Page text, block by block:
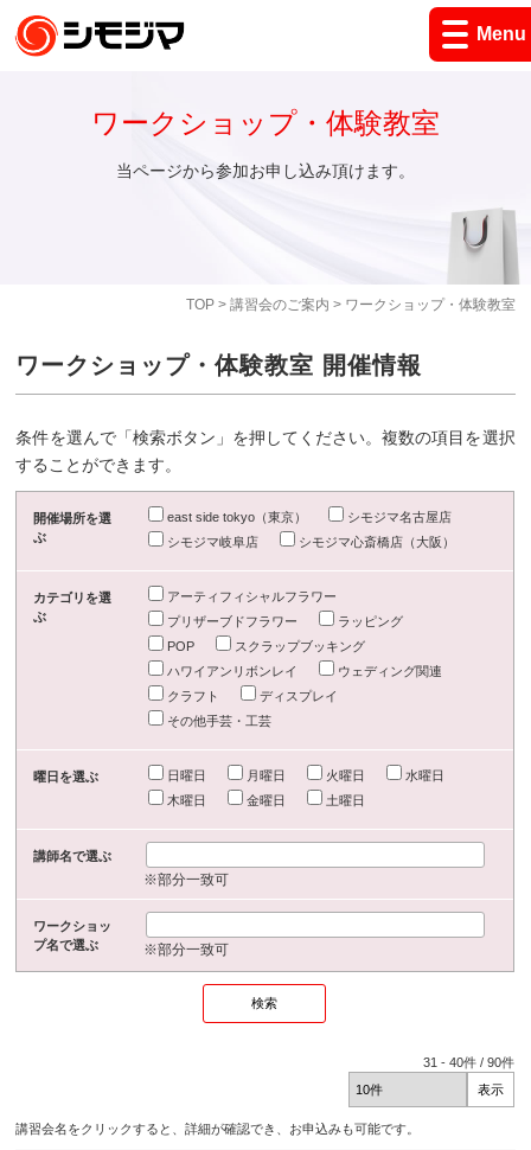
Menu
TOP> 講習会のご案内 > ワークショップ・体験教室
ワークショップ・体験教室
当ページから参加お申し込み頂けます。
ワークショップ・体験教室 開催情報
条件を選んで「検索ボタン」を押してください。複数の項目を選択
することができます。
開催場所を選
ぶ
east side tokyo（東京）
シモジマ名古屋店
シモジマ岐阜店
シモジマ心斎橋店（大阪）
カテゴリを選
ぶ
アーティフィシャルフラワー
プリザーブドフラワー
ラッピング
POP
スクラップブッキング
ハワイアンリボンレイ
ウェディング関連
クラフト
ディスプレイ
その他手芸・工芸
曜日を選ぶ 日曜日 月曜日 火曜日
水曜日
木曜日
金曜日 土曜日
講師名で選ぶ
※部分一致可
ワークショッ
プ名で選ぶ
※部分一致可
31 -40件 /90件
講習会名をクリックすると、詳細が確認でき、お申込みも可能です。